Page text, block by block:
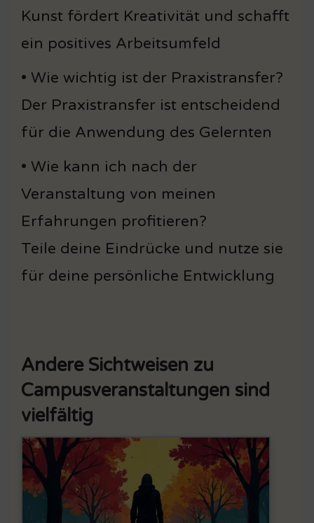
Kunst fördert Kreativität und schafft
ein positives Arbeitsumfeld
• Wie wichtig ist der Praxistransfer?
Der Praxistransfer ist entscheidend
für die Anwendung des Gelernten
• Wie kann ich nach der
Veranstaltung von meinen
Erfahrungen profitieren?
Teile deine Eindrücke und nutze sie
für deine persönliche Entwicklung
Andere Sichtweisen zu
Campusveranstaltungen sind
vielfältig